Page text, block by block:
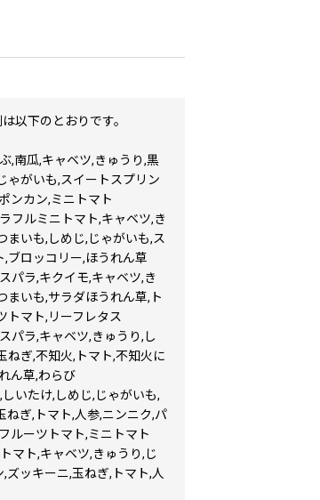
以下のとおりです。
,南瓜,キャベツ,きゅうり,黒
ゃがいも,スイートスプリン
ンカン,ミニトマト
フルミニトマト,キャベツ,き
まいも,しめじ,じゃがいも,ス
,ブロッコリー,ほうれん草
パラ,キクイモ,キャベツ,き
まいも,サラダほうれん草,ト
トマト,リーフレタス
パラ,キャベツ,きゅうり,し
ねぎ,不知火,トマト,不知火に
ん草,わらび
いたけ,しめじ,じゃがいも,
ねぎ,トマト,人参,ニンニク,パ
ルーツトマト,ミニトマト
マト,キャベツ,きゅうり,じ
ズッキーニ,玉ねぎ,トマト,人